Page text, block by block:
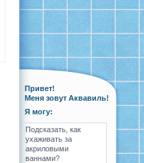
Привет!
Меня зовут Аквавиль!
Я могу:
Подсказать, как
ухаживать за
акриловыми
ваннами?